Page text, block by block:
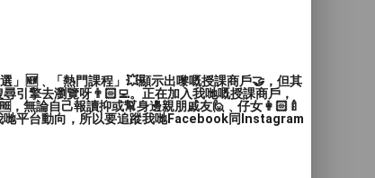
」🆕﹑「熱門課程」💥顯示出嚟嘅授課商戶🤝，但其
引擎去瀏覽呀👨🏻‍💻。正在加入我哋嘅授課商戶，
無論自己報讀抑或幫身邊親朋戚友🙋﹑仔女👩🏻‍🍼
哋平台動向，所以要追蹤我哋Facebook同Instagram